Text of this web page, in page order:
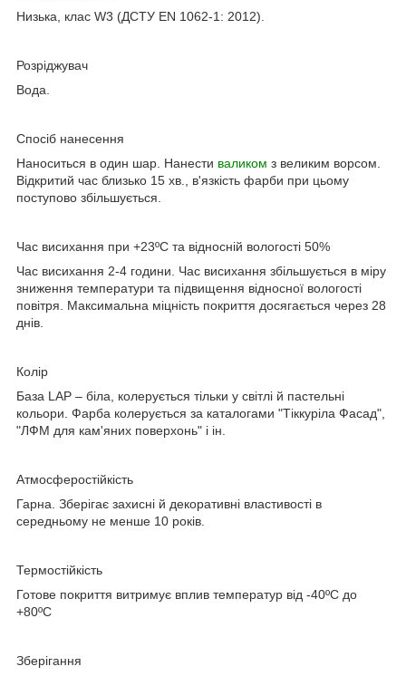
Низька, клас W3 (ДСТУ EN 1062-1: 2012).
Розріджувач
Вода.
Спосіб нанесення
Наноситься в один шар. Нанести валиком з великим ворсом.
Відкритий час близько 15 хв., в'язкість фарби при цьому
поступово збільшується.
Час висихання при +23ºС та відносній вологості 50%
Час висихання 2-4 години. Час висихання збільшується в міру
зниження температури та підвищення відносної вологості
повітря. Максимальна міцність покриття досягається через 28
днів.
Колір
База LАР – біла, колерується тільки у світлі й пастельні
кольори. Фарба колерується за каталогами "Тіккуріла Фасад",
"ЛФМ для кам'яних поверхонь" і ін.
Атмосферостійкість
Гарна. Зберігає захисні й декоративні властивості в
середньому не менше 10 років.
Термостійкість
Готове покриття витримує вплив температур від -40ºС до
+80ºС
Зберігання